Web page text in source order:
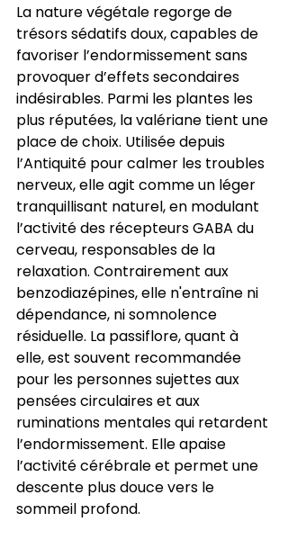
La nature végétale regorge de
trésors sédatifs doux, capables de
favoriser l’endormissement sans
provoquer d’effets secondaires
indésirables. Parmi les plantes les
plus réputées, la valériane tient une
place de choix. Utilisée depuis
l’Antiquité pour calmer les troubles
nerveux, elle agit comme un léger
tranquillisant naturel, en modulant
l’activité des récepteurs GABA du
cerveau, responsables de la
relaxation. Contrairement aux
benzodiazépines, elle n'entraîne ni
dépendance, ni somnolence
résiduelle. La passiflore, quant à
elle, est souvent recommandée
pour les personnes sujettes aux
pensées circulaires et aux
ruminations mentales qui retardent
l’endormissement. Elle apaise
l’activité cérébrale et permet une
descente plus douce vers le
sommeil profond.